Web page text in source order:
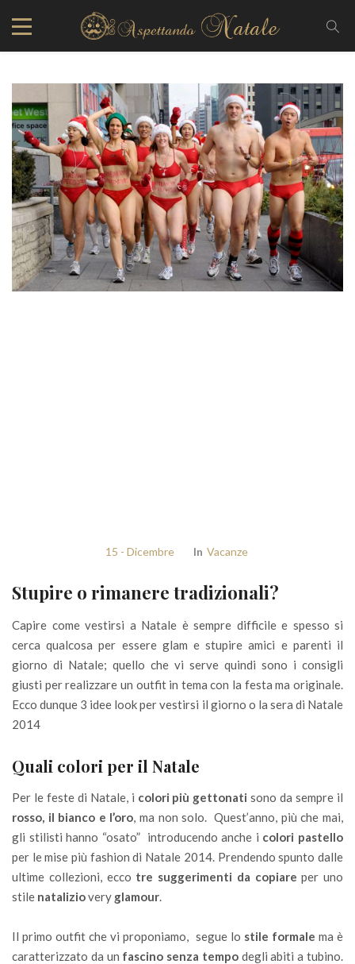
15 - Dicembre In Vacanze
Stupire o rimanere tradizionali?
Capire come vestirsi a Natale è sempre difficile e spesso si
cerca qualcosa per essere glam e stupire amici e parenti il
giorno di Natale; quello che vi serve quindi sono i consigli
giusti per realizzare un outfit in tema con la festa ma originale.
Ecco dunque 3 idee look per vestirsi il giorno o la sera di Natale
2014
Quali colori per il Natale
Per le feste di Natale, i colori più gettonatisono da sempre il
rosso, il bianco e l’oro, ma non solo. Quest’anno, più che mai,
gli stilisti hanno “osato” introducendo anche i colori pastello
per le mise più fashion di Natale 2014. Prendendo spunto dalle
ultime collezioni, ecco tre suggerimenti da copiare per uno
stile nataliziovery glamour.
Il primo outfit che vi proponiamo, segue lo stile formale ma è
caratterizzato da un fascino senza tempo degli abiti a tubino.